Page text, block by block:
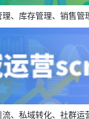
理、库存管理、销售管
流、私域转化、社群运